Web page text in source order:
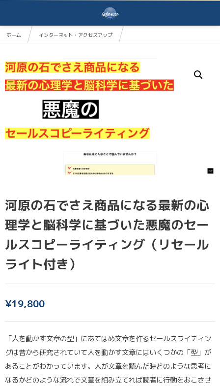
ホーム インターネット・アクセスアップ
河原の石でさえ商品になる最新の心理学と脳科学に基づいた悪魔のセールスコピーライティング
河原の石でさえ商品になる最新の心
理学と脳科学に基づいた悪魔のセー
ルスコピーライティング（リセール
ライト付き）
¥19,800
「人を動かす文章の型」にあてはめ文章を作るセールスライティン
グは昔から研究されていて人を動かす文章にはいくつかの「型」が
あることがわかっています。人が文章を読んだ時どのような思考に
なるかどのような流れで文章を組み立てれば読者に行動をおこさせ